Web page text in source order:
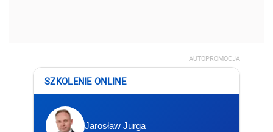
AUTOPROMOCJA
SZKOLENIE ONLINE
Jarosław Jurga